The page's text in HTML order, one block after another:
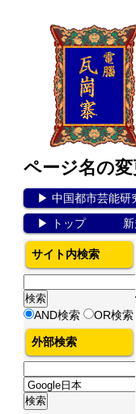
ページ名の
▶ 中国都市芸能研
▶
トップ
サイト内検索
AND検索 OR検索
外部検索